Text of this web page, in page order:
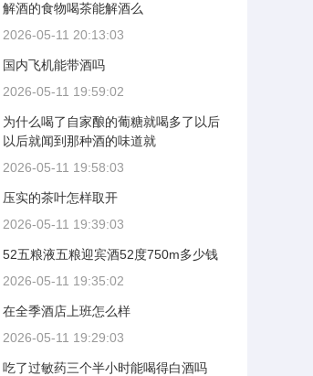
解酒的食物喝茶能解酒么
2026-05-11 20:13:03
国内飞机能带酒吗
2026-05-11 19:59:02
为什么喝了自家酿的葡糖就喝多了以后
以后就闻到那种酒的味道就
2026-05-11 19:58:03
压实的茶叶怎样取开
2026-05-11 19:39:03
52五粮液五粮迎宾酒52度750m多少钱
2026-05-11 19:35:02
在全季酒店上班怎么样
2026-05-11 19:29:03
吃了过敏药三个半小时能喝得白酒吗